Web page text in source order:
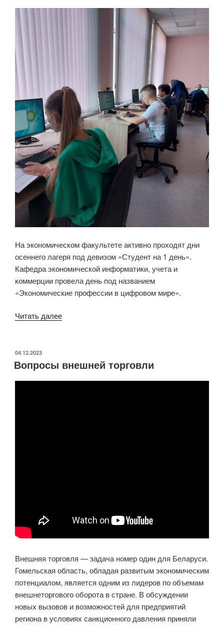
На экономическом факультете активно проходят дни
осеннего лагеря под девизом «Студент на 1 день».
Кафедра экономической информатики, учета и
коммерции провела день под названием
«Экономические профессии в цифровом мире».
Читать далее«Осенний
ОПУБЛИКОВАНО
04.12.2023
Вопросы внешней торговли
Внешняя торговля — задача номер один для Беларуси.
Гомельская область, обладая развитым экономическим
потенциалом, является одним из лидеров по объемам
внешнеторгового оборота в стране. В обсуждении
новых вызовов и возможностей для предприятий
региона в условиях санкционного давления приняли